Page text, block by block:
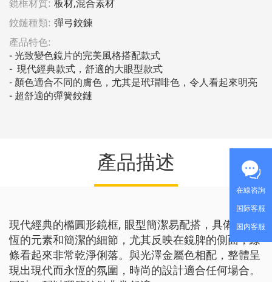
在線咨詢
国际客服
国内客服
鏡框材質: 板材,混合素材
鉸鏈種類: 彈弓鉸鍊
產品特色:
- 光致變色鏡片的完美風格搭配款式
-  現代經典款式，舒適的大眼型款式
- 顏色適合不同的膚色，尤其是玳瑁啡色，令人看起來明亮
- 超舒適的彈簧鉸鏈
產品描述
現代經典的橢圓形鏡框, 眼型簡潔易配搭，具備了永
恆的元素和簡潔的細節，尤其反映在鏡脾的側面，線
條看起來非常乾淨俐落。與光澤金屬色相配，整體呈
現出現代而永恆的氛圍，時尚的設計適合任何場合。